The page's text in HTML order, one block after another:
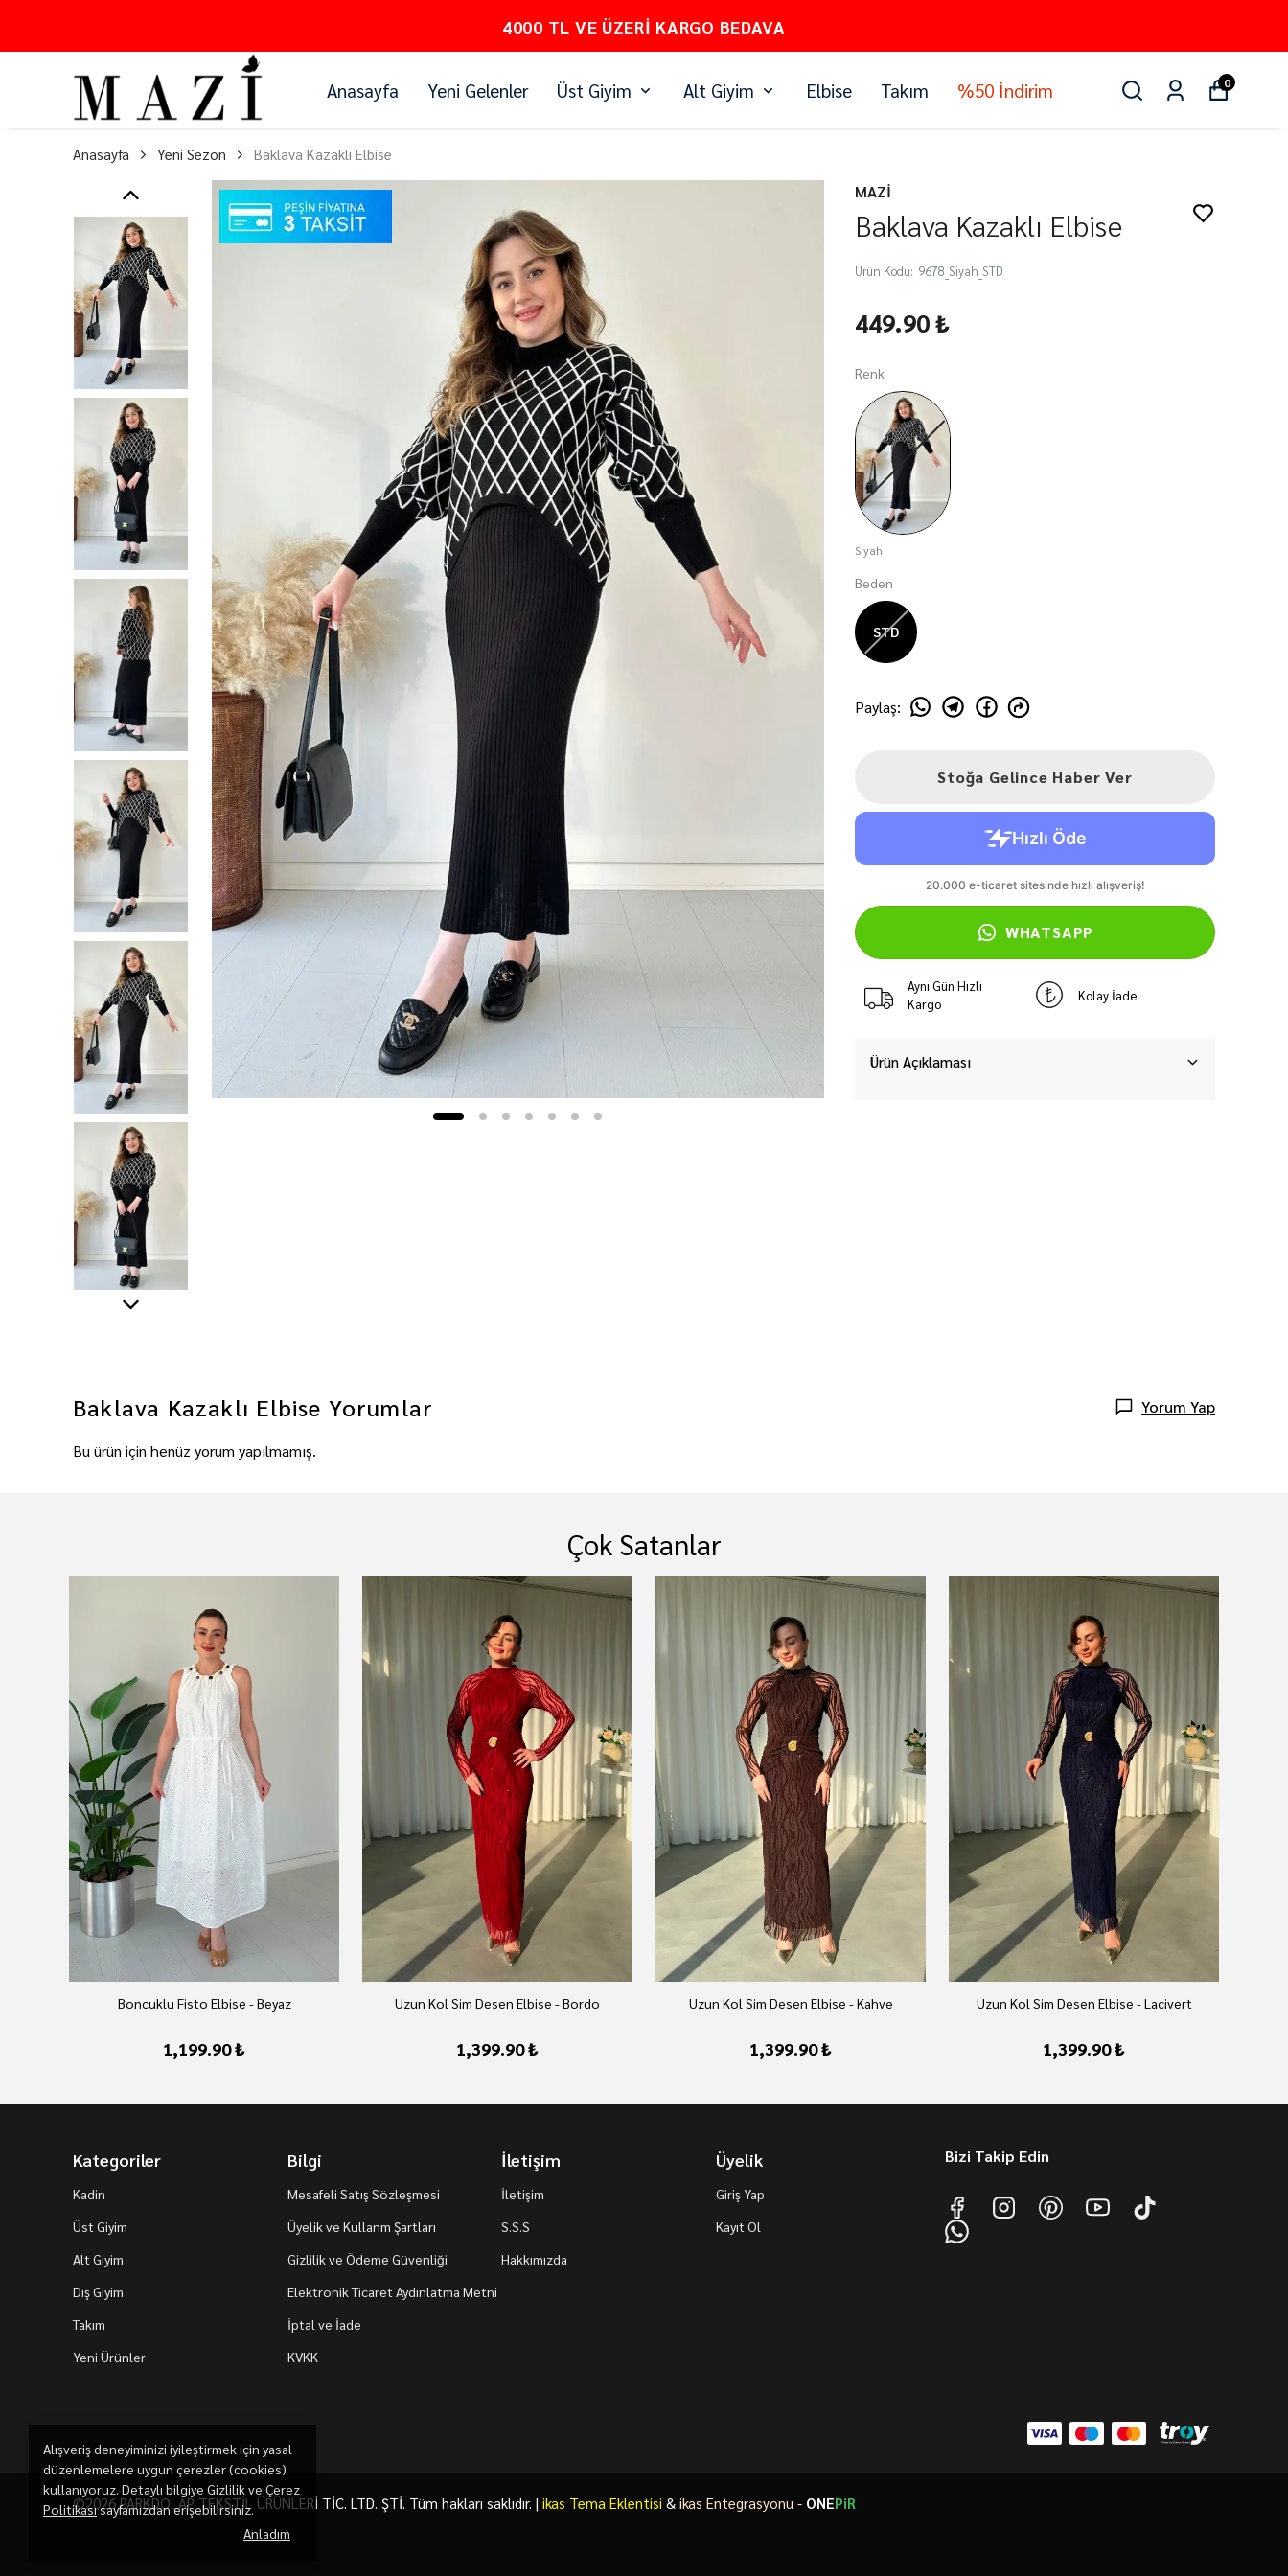
PEŞİN FİYATINA 3 TAKSİT
Anasayfa Yeni Gelenler Üst Giyim Alt Giyim Elbise Takım %50 İndirim 0
Alışveriş deneyiminizi iyileştirmek için yasal
düzenlemelere uygun çerezler (cookies)
kullanıyoruz. Detaylı bilgiye Gizlilik ve Çerez
Politikasısayfamızdan erişebilirsiniz.
Anladım
Anasayfa Yeni Sezon Baklava Kazaklı Elbise
MAZİ
Baklava Kazaklı Elbise
Ürün Kodu: 9678_Siyah_STD
449.90 ₺
Renk
Siyah
Beden
STD
Paylaş:
Stoğa Gelince Haber Ver
WHATSAPP
Aynı Gün Hızlı
Kargo
Kolay İade
Ürün Açıklaması
Baklava Kazaklı Elbise Yorumlar Yorum Yap
Bu ürün için henüz yorum yapılmamış.
Çok Satanlar
Boncuklu Fisto Elbise - Beyaz
1,199.90 ₺
Uzun Kol Sim Desen Elbise - Bordo
1,399.90 ₺
Uzun Kol Sim Desen Elbise - Kahve
1,399.90 ₺
Uzun Kol Sim Desen Elbise - Lacivert
1,399.90 ₺
Kategoriler
Kadin
Üst Giyim
Alt Giyim
Dış Giyim
Takım
Yeni Ürünler
Bilgi
Mesafeli Satış Sözleşmesi
Üyelik ve Kullanm Şartları
Gizlilik ve Ödeme Güvenliği
Elektronik Ticaret Aydınlatma Metni
İptal ve İade
KVKK
İletişim
İletişim
S.S.S
Hakkımızda
Üyelik
Giriş Yap
Kayıt Ol
Bizi Takip Edin
©2026 PARKDOLAP TEKSTİL ÜRÜNLERİ TİC. LTD. ŞTİ. Tüm hakları saklıdır. | ikas Tema Eklentisi & ikas Entegrasyonu - ONEPiR